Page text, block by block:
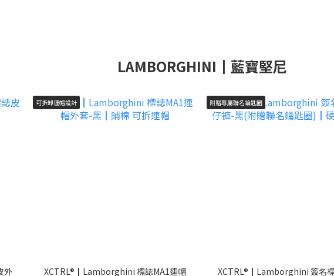
LAMBORGHINI┃藍寶堅尼
外
可拆卸連帽設計
XCTRL®┃Lamborghini 標誌MA1連帽
附贈專屬聯名鑰匙圈
XCTRL®┃Lamborghini 簽名